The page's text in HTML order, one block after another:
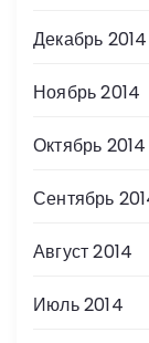
Декабрь 2014
Ноябрь 2014
Октябрь 2014
Сентябрь
Август 2014
Июль 2014